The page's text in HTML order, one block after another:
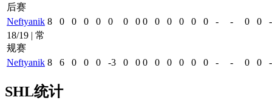
后赛
Neftyanik 8 0 0 0 0 0 0 0 0 0 0 0 0 0 - - 0 0
-
18/19 | 常
规赛
Neftyanik 8 6 0 0 0 -3 0 0 0 0 0 0 0 0 - - 0 0 -
SHL统计